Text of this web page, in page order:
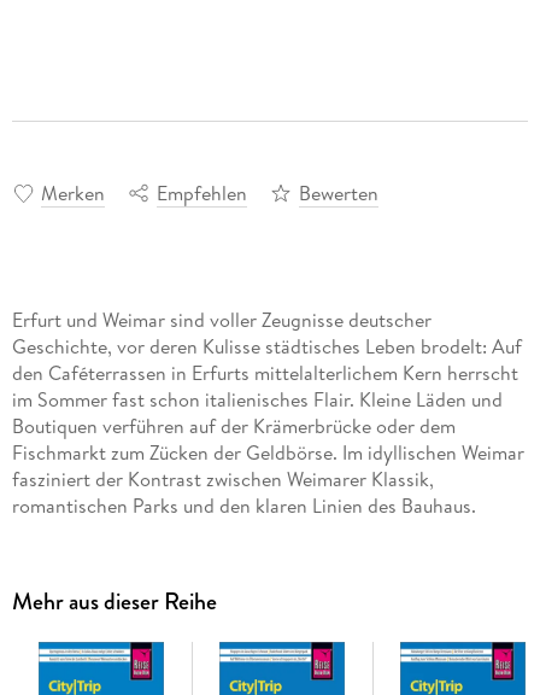
Merken Empfehlen Bewerten
Erfurt und Weimar sind voller Zeugnisse deutscher
Geschichte, vor deren Kulisse städtisches Leben brodelt: Auf
den Caféterrassen in Erfurts mittelalterlichem Kern herrscht
im Sommer fast schon italienisches Flair. Kleine Läden und
Boutiquen verführen auf der Krämerbrücke oder dem
Fischmarkt zum Zücken der Geldbörse. Im idyllischen Weimar
fasziniert der Kontrast zwischen Weimarer Klassik,
romantischen Parks und den klaren Linien des Bauhaus.
Thüringens", runden den Städtetrip ab.
Dieser aktuelle Reiseführer Erfurt und Weimar ist der ideale
Mehr aus dieser Reihe